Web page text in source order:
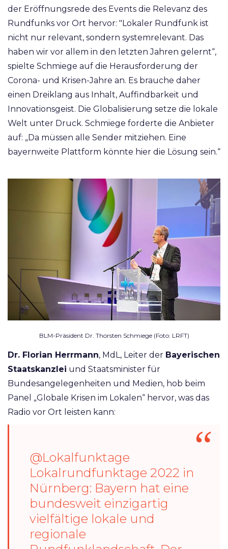
der Eröffnungsrede des Events die Relevanz des
Rundfunks vor Ort hervor: "Lokaler Rundfunk ist
nicht nur relevant, sondern systemrelevant. Das
haben wir vor allem in den letzten Jahren gelernt“,
spielte Schmiege auf die Herausforderung der
Corona- und Krisen-Jahre an. Es brauche daher
einen Dreiklang aus Inhalt, Auffindbarkeit und
Innovationsgeist. Die Globalisierung setze die lokale
Welt unter Druck. Schmiege forderte die Anbieter
auf: „Da müssen alle Sender mitziehen. Eine
bayernweite Plattform könnte hier die Lösung sein.“
BLM-Präsident Dr. Thorsten Schmiege (Foto: LRFT)
Dr. Florian Herrmann, MdL, Leiter der Bayerischen
Staatskanzlei und Staatsminister für
Bundesangelegenheiten und Medien, hob beim
Panel „Globale Krisen im Lokalen“ hervor, was das
Radio vor Ort leisten kann:
@Lokalfunktage
Lokalrundfunktage 2022 in
Nürnberg: Bayern hat eine
bundesweit einzigartig
vielfältige lokale und
regionale